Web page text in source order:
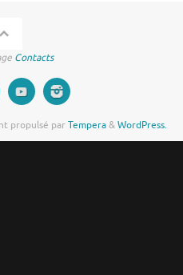
Contacts
propulsé parTempera&WordPress.